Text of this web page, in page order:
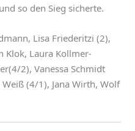
so den Sieg sicherte.
Lisa Friederitzi (2),
Klok, Laura Kollmer-
2), Vanessa Schmidt
(4/1), Jana Wirth, Wolf